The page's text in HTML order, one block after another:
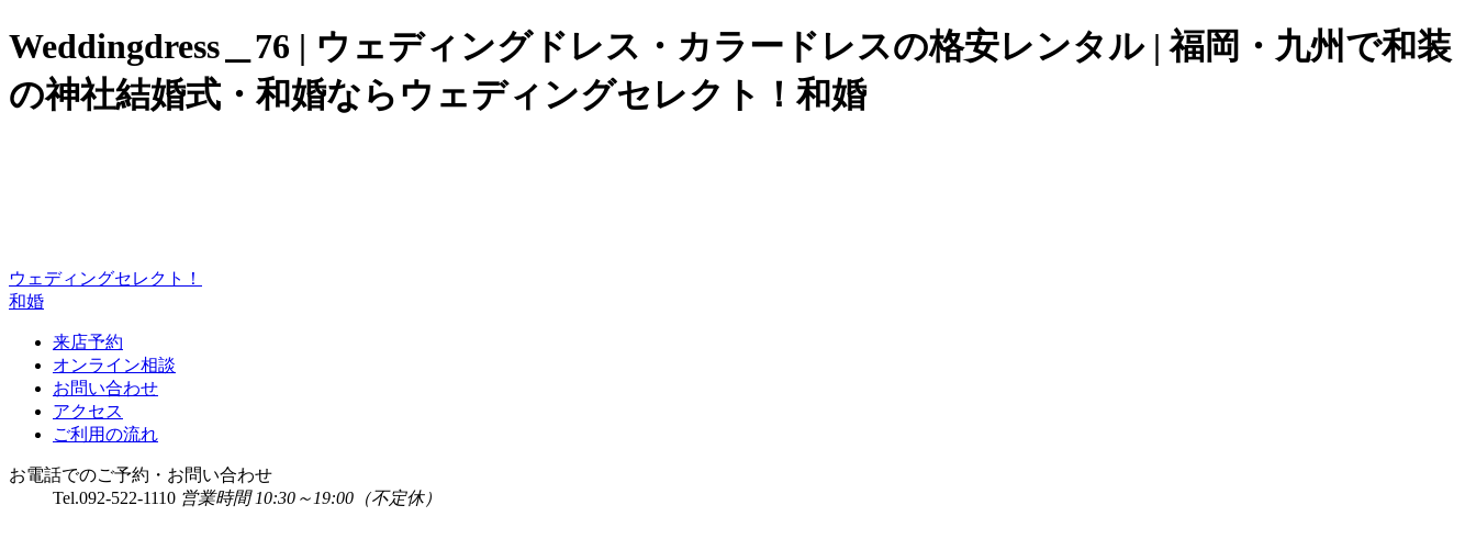
Weddingdress＿76 | ウェディングドレス・カラードレスの格安レンタル | 福岡・九州で和装
の神社結婚式・和婚ならウェディングセレクト！和婚
ウェディングセレクト！
和婚
来店予約
オンライン相談
お問い合わせ
アクセス
ご利用の流れ
お電話でのご予約・お問い合わせ
Tel.092-522-1110 営業時間 10:30～19:00（不定休）